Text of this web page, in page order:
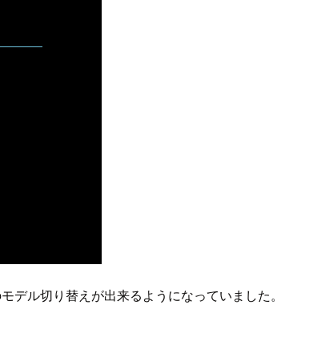
デル切り替えが出来るようになっていました。